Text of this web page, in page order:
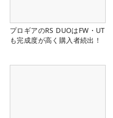
プロギアのRS DUOはFW・UT
も完成度が高く購入者続出！